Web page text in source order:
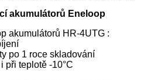
akumulátorů Eneloop
akumulátorů HR-4UTG :
po 1 roce skladování
při teplotě -10°C